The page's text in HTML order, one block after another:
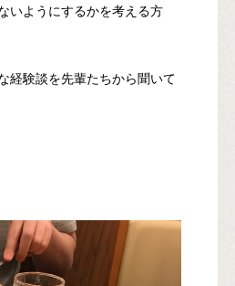
いようにするかを考える方
経験談を先輩たちから聞いて